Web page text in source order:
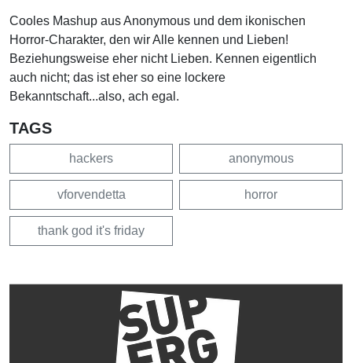
Cooles Mashup aus Anonymous und dem ikonischen
Horror-Charakter, den wir Alle kennen und Lieben!
Beziehungsweise eher nicht Lieben. Kennen eigentlich
auch nicht; das ist eher so eine lockere
Bekanntschaft...also, ach egal.
TAGS
hackers anonymous
vforvendetta horror
thank god it's friday